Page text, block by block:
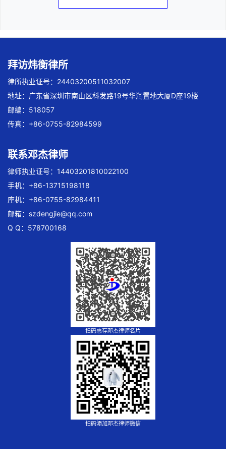
拜访炜衡律所
律所执业证号：24403200511032007
地址：广东省深圳市南山区科发路19号华润置地大厦D座19楼
邮编：518057
传真：+86-0755-82984599
联系邓杰律师
律师执业证号：14403201810022100
手机：+86-13715198118
座机：+86-0755-82984411
邮箱： szdengjie@qq.com
Q Q：578700168
扫码惠存邓杰律师名片
扫码添加邓杰律师微信